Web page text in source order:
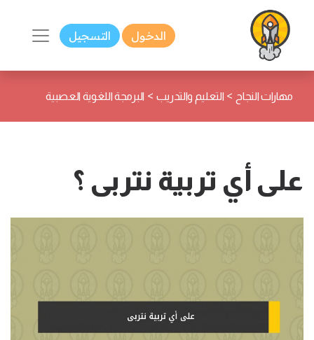
الدخول التسجيل
مهارات النجاح > التعليم والتدريب > البرمجة اللغوية العصبية
على أي تربية نتربى ؟